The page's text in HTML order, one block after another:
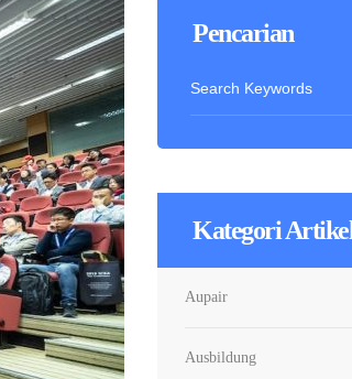
Pencarian
Kategori Artikel
Aupair
Ausbildung